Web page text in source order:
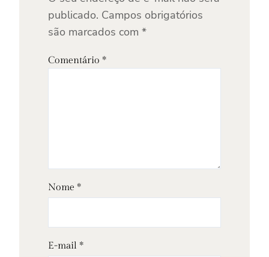
publicado. Campos obrigatórios
são marcados com *
Comentário *
Nome *
E-mail *